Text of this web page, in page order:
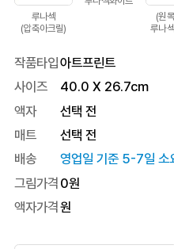
루나섹
(압축아크릴)
(원
루나
작품타입아트프린트
사이즈
40.0 X 26.7cm
액자
선택 전
매트
선택 전
배송
영업일 기준 5-7일 소
그림가격 0원
액자가격원